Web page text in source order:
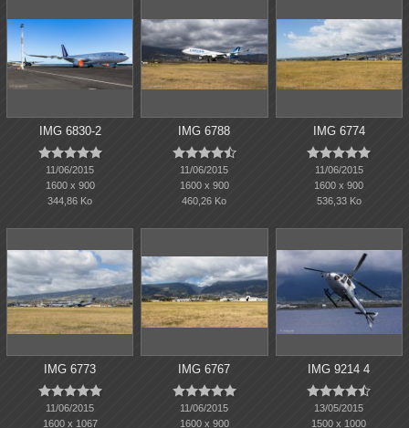
IMG 6830-2

11/06/2015
1600 x 900
344,86 Ko
IMG 6788

11/06/2015
1600 x 900
460,26 Ko
IMG 6774

11/06/2015
1600 x 900
536,33 Ko
IMG 6773

11/06/2015
1600 x 1067
IMG 6767

11/06/2015
1600 x 900
IMG 9214 4

13/05/2015
1500 x 1000